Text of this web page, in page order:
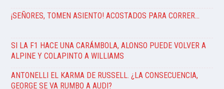
¡SEÑORES, TOMEN ASIENTO! ACOSTADOS PARA CORRER…
SI LA F1 HACE UNA CARÁMBOLA, ALONSO PUEDE VOLVER A
ALPINE Y COLAPINTO A WILLIAMS
ANTONELLI EL KARMA DE RUSSELL. ¿LA CONSECUENCIA,
GEORGE SE VA RUMBO A AUDI?